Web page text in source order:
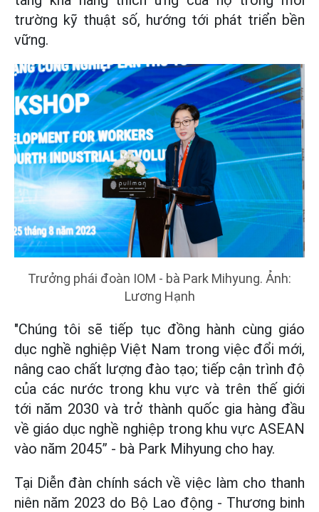
trường kỹ thuật số, hướng tới phát triển bền
vững.
Trưởng phái đoàn IOM - bà Park Mihyung. Ảnh:
Lương Hạnh
"Chúng tôi sẽ tiếp tục đồng hành cùng giáo
dục nghề nghiệp Việt Nam trong việc đổi mới,
nâng cao chất lượng đào tạo; tiếp cận trình độ
của các nước trong khu vực và trên thế giới
tới năm 2030 và trở thành quốc gia hàng đầu
về giáo dục nghề nghiệp trong khu vực ASEAN
vào năm 2045” - bà Park Mihyung cho hay.
Tại Diễn đàn chính sách về việc làm cho thanh
niên năm 2023 do Bộ Lao động - Thương binh